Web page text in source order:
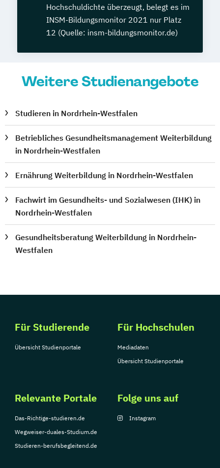
Hochschuldichte überzeugt, belegt es im
INSM-Bildungsmonitor 2021 nur Platz
12 (Quelle: insm-bildungsmonitor.de)
Weitere Studienangebote
Studieren in Nordrhein-Westfalen
Betriebliches Gesundheitsmanagement Weiterbildung
in Nordrhein-Westfalen
Ernährung Weiterbildung in Nordrhein-Westfalen
Fachwirt im Gesundheits- und Sozialwesen (IHK) in
Nordrhein-Westfalen
Gesundheitsberatung Weiterbildung in Nordrhein-
Westfalen
Für Studierende
Übersicht Studienportale
Für Hochschulen
Mediadaten
Übersicht Studienportale
Relevante Portale
Das-Richtige-studieren.de
Wegweiser-duales-Studium.de
Studieren-berufsbegleitend.de
Folge uns auf
Instagram